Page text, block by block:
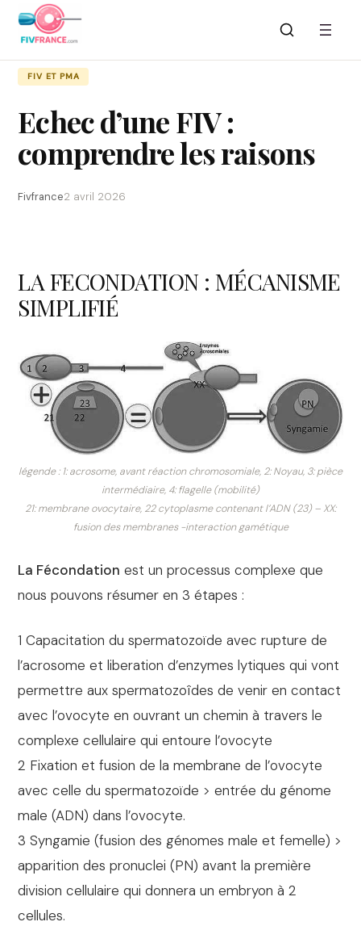
Aller
FIV ET PMA
Echec d’une FIV :
comprendre les raisons
Fivfrance2 avril 2026
LA FECONDATION : MÉCANISME
SIMPLIFIÉ
légende : 1: acrosome, avant réaction chromosomiale, 2: Noyau, 3: pièce
intermédiaire, 4: flagelle (mobilité)
21: membrane ovocytaire, 22 cytoplasme contenant l’ADN (23) – XX:
fusion des membranes -interaction gamétique
La Fécondation est un processus complexe que
nous pouvons résumer en 3 étapes :
1 Capacitation du spermatozoïde avec rupture de
l’acrosome et liberation d’enzymes lytiques qui vont
permettre aux spermatozoîdes de venir en contact
avec l’ovocyte en ouvrant un chemin à travers le
complexe cellulaire qui entoure l’ovocyte
2 Fixation et fusion de la membrane de l’ovocyte
avec celle du spermatozoïde > entrée du génome
male (ADN) dans l’ovocyte.
3 Syngamie (fusion des génomes male et femelle) >
apparition des pronuclei (PN) avant la première
division cellulaire qui donnera un embryon à 2
cellules.